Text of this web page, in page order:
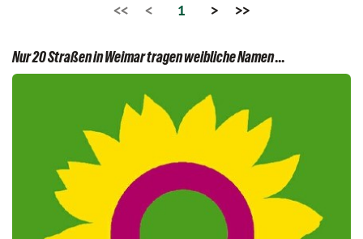
<< < 1 > >>
Nur 20 Straßen in Weimar tragen weibliche Namen ...